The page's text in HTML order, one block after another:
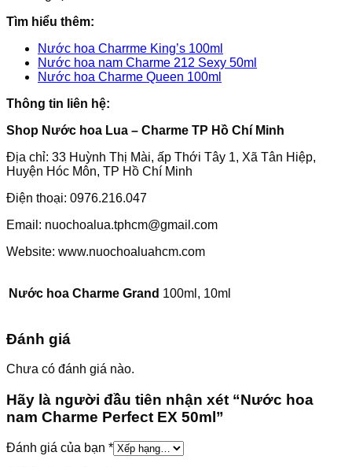
Tìm hiểu thêm:
Nước hoa Charrme King’s 100ml
Nước hoa nam Charme 212 Sexy 50ml
Nước hoa Charme Queen 100ml
Thông tin liên hệ:
Shop Nước hoa Lua – Charme TP Hồ Chí Minh
Địa chỉ: 33 Huỳnh Thị Mài, ấp Thới Tây 1, Xã Tân Hiệp,
Huyện Hóc Môn, TP Hồ Chí Minh
Điện thoại: 0976.216.047
Email: nuochoalua.tphcm@gmail.com
Website: www.nuochoaluahcm.com
Nước hoa Charme Grand 100ml, 10ml
Đánh giá
Chưa có đánh giá nào.
Hãy là người đầu tiên nhận xét “Nước hoa
nam Charme Perfect EX 50ml”
Đánh giá của bạn *